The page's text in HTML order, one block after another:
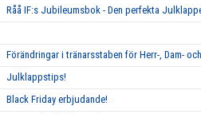
Råå IF:s Jubileumsbok - Den perfekta
Förändringar i tränarsstaben för Herr-, Dam-
Julklappstips!
Black Friday erbjudande!